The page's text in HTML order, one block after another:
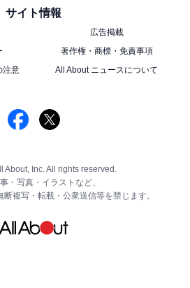
サイト情報
広告掲載
著作権・商標・免責事項
注意
All About ニュースについて
About, Inc. All rights reserved.
・写真・イラストなど、
複写・転載・公衆送信等を禁じます。